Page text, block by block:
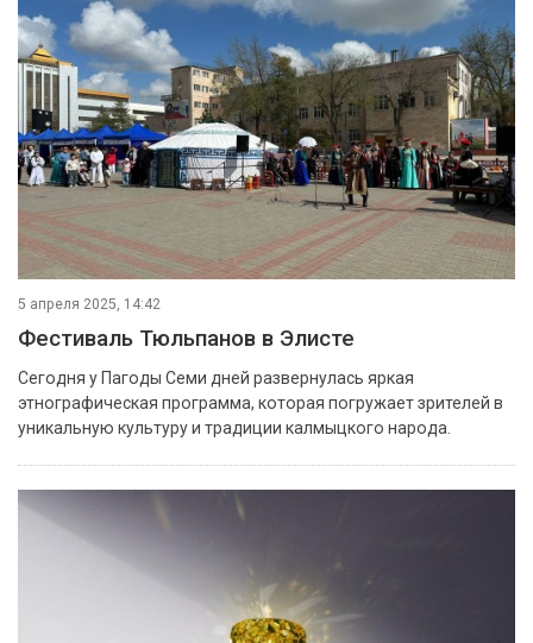
5 апреля 2025, 14:42
Фестиваль Тюльпанов в Элисте
Сегодня у Пагоды Семи дней развернулась яркая
этнографическая программа, которая погружает зрителей в
уникальную культуру и традиции калмыцкого народа.